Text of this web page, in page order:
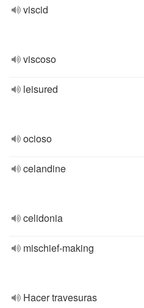
viscid
viscoso
leisured
ocioso
celandine
celidonia
mischief-making
Hacer travesuras